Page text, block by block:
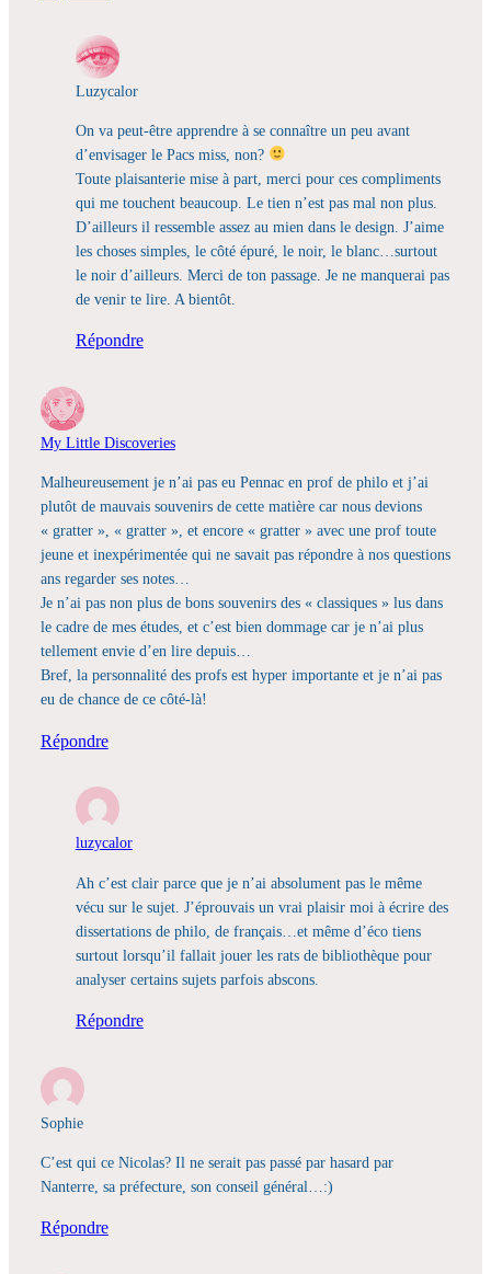
Luzycalor
On va peut-être apprendre à se connaître un peu avant
d’envisager le Pacs miss, non?
Toute plaisanterie mise à part, merci pour ces compliments
qui me touchent beaucoup. Le tien n’est pas mal non plus.
D’ailleurs il ressemble assez au mien dans le design. J’aime
les choses simples, le côté épuré, le noir, le blanc…surtout
le noir d’ailleurs. Merci de ton passage. Je ne manquerai pas
de venir te lire. A bientôt.
Répondre
My Little Discoveries
Malheureusement je n’ai pas eu Pennac en prof de philo et j’ai
plutôt de mauvais souvenirs de cette matière car nous devions
« gratter », « gratter », et encore « gratter » avec une prof toute
jeune et inexpérimentée qui ne savait pas répondre à nos questions
ans regarder ses notes…
Je n’ai pas non plus de bons souvenirs des « classiques » lus dans
le cadre de mes études, et c’est bien dommage car je n’ai plus
tellement envie d’en lire depuis…
Bref, la personnalité des profs est hyper importante et je n’ai pas
eu de chance de ce côté-là!
Répondre
luzycalor
Ah c’est clair parce que je n’ai absolument pas le même
vécu sur le sujet. J’éprouvais un vrai plaisir moi à écrire des
dissertations de philo, de français…et même d’éco tiens
surtout lorsqu’il fallait jouer les rats de bibliothèque pour
analyser certains sujets parfois abscons.
Répondre
Sophie
C’est qui ce Nicolas? Il ne serait pas passé par hasard par
Nanterre, sa préfecture, son conseil général…:)
Répondre